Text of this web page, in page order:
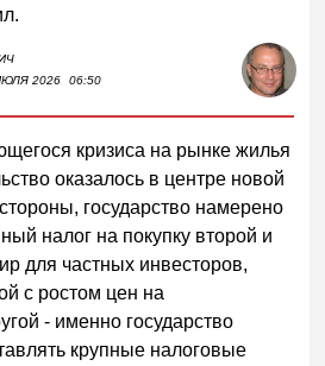
2026 06:50
кризиса на рынке жилья
оказалось в центре новой
государство намерено
налог на покупку второй и
для частных инвесторов,
с ростом цен на
- именно государство
крупные налоговые